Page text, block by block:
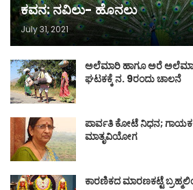
ಕವನ: ನವಿಲು- ಹೊನಲು
July 31, 2021
ಅಲೆಮಾರಿ ಹಾಗೂ ಅರೆ ಅಲೆಮಾರಿ
ಘಟಕಕ್ಕೆ ನ. 9ರಂದು ಚಾಲನೆ
ಪಾರ್ವತಿ ಕೋಟೆ ನಿಧನ;
ಮಾತೃವಿಯೋಗ
ಕಾರಣಿಕದ ಮಾರಣಕಟ್ಟೆ